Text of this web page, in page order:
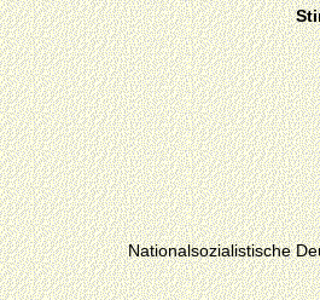
Nationalsozialistische